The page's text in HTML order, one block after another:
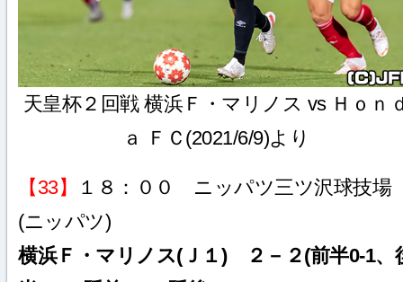
天皇杯２回戦 横浜Ｆ・マリノス vs Ｈｏｎ
ａ ＦＣ(2021/6/9)より
【33】
１８：００ ニッパツ三ツ沢球技場
(ニッパツ)
横浜Ｆ・マリノス(Ｊ１) ２－２(前半0-1、